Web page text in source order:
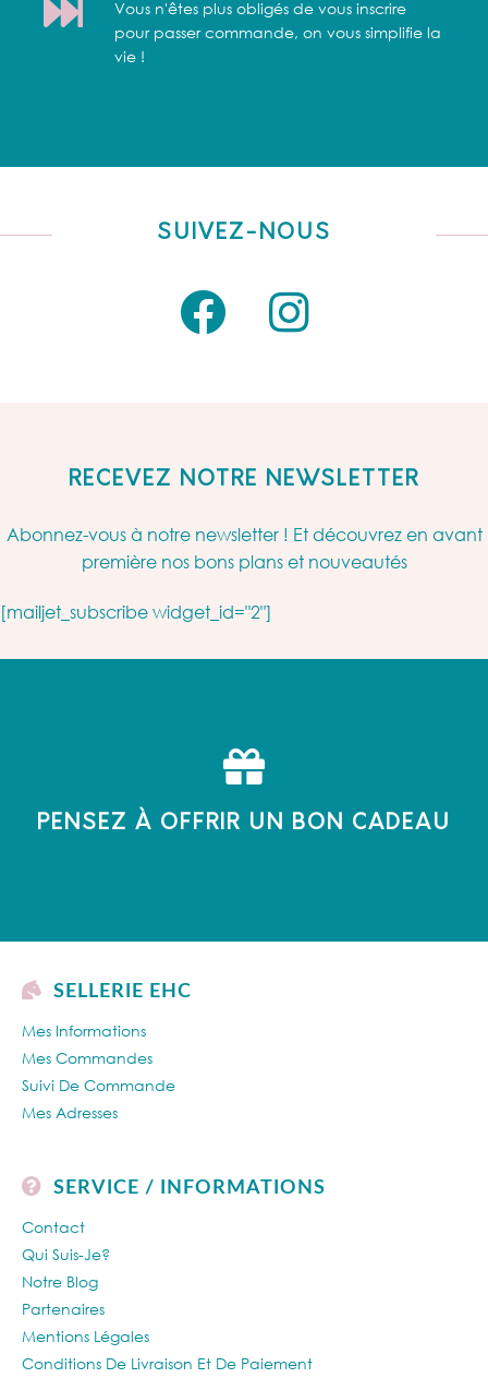
Vous n'êtes plus obligés de vous inscrire
pour passer commande, on vous simplifie la
vie !
SUIVEZ-NOUS
RECEVEZ NOTRE NEWSLETTER
Abonnez-vous à notre newsletter ! Et découvrez en avant
première nos bons plans et nouveautés
[mailjet_subscribe widget_id="2"]
PENSEZ À OFFRIR UN BON CADEAU
SELLERIE EHC
Mes Informations
Mes Commandes
Suivi De Commande
Mes Adresses
SERVICE / INFORMATIONS
Contact
Qui Suis-Je?
Notre Blog
Partenaires
Mentions Légales
Conditions De Livraison Et De Paiement